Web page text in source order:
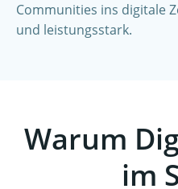
Communities ins digitale
und leistungsstark.
Warum
im